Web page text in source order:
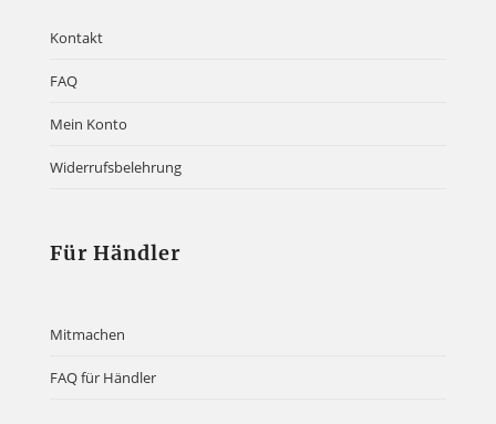
Kontakt
FAQ
Mein Konto
Widerrufsbelehrung
Für Händler
Mitmachen
FAQ für Händler